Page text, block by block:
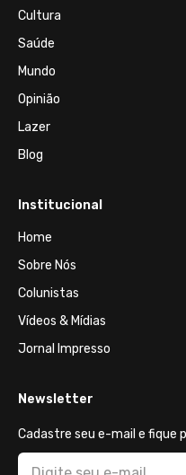
Cultura
Saúde
Mundo
Opinião
Lazer
Blog
Institucional
Home
Sobre Nós
Colunistas
Vídeos & Mídias
Jornal Impresso
Newsletter
Cadastre seu e-mail e fique